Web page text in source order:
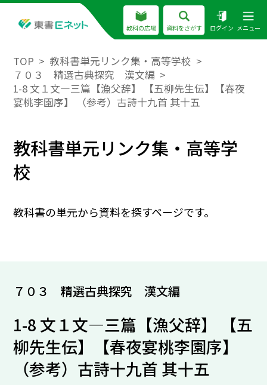
教科の広場 資料をさがす ログイン メニュー
TOP
教科書単元リンク集・高等学校
７０３ 精選古典探究 漢文編
1-8 文１文―三篇【漁父辞】 【五柳先生伝】【春夜
宴桃李園序】 （参考）古詩十九首 其十五
教科書単元リンク集・高等学
校
教科書の単元から資料を探すページです。
７０３ 精選古典探究 漢文編
1-8 文１文―三篇【漁父辞】 【五
柳先生伝】【春夜宴桃李園序】
（参考）古詩十九首 其十五